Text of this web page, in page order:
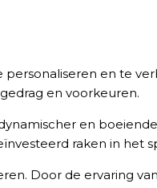
en te
en voorkeuren.
en
raken in het
Door de ervaring